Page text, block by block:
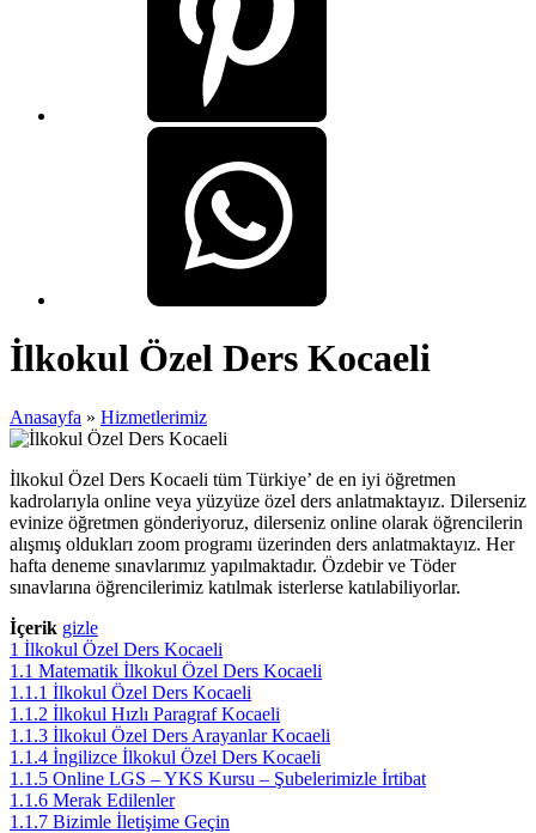
İlkokul Özel Ders Kocaeli
Anasayfa » Hizmetlerimiz
İlkokul Özel Ders Kocaeli tüm Türkiye’ de en iyi öğretmen
kadrolarıyla online veya yüzyüze özel ders anlatmaktayız. Dilerseniz
evinize öğretmen gönderiyoruz, dilerseniz online olarak öğrencilerin
alışmış oldukları zoom programı üzerinden ders anlatmaktayız. Her
hafta deneme sınavlarımız yapılmaktadır. Özdebir ve Töder
sınavlarına öğrencilerimiz katılmak isterlerse katılabiliyorlar.
İçerik gizle
1 İlkokul Özel Ders Kocaeli
1.1 Matematik İlkokul Özel Ders Kocaeli
1.1.1 İlkokul Özel Ders Kocaeli
1.1.2 İlkokul Hızlı Paragraf Kocaeli
1.1.3 İlkokul Özel Ders Arayanlar Kocaeli
1.1.4 İngilizce İlkokul Özel Ders Kocaeli
1.1.5 Online LGS – YKS Kursu – Şubelerimizle İrtibat
1.1.6 Merak Edilenler
1.1.7 Bizimle İletişime Geçin